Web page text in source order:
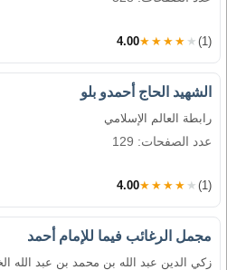
4.00★★★★★ (1)
الشهيد الحاج أحمدو بلو
رابطة العالم الإسلامي
عدد الصفحات: 129
4.00★★★★★ (1)
مجمل الرغائب فيما للإمام أحمد
زكي الدين عبد الله بن محمد بن عبد الله